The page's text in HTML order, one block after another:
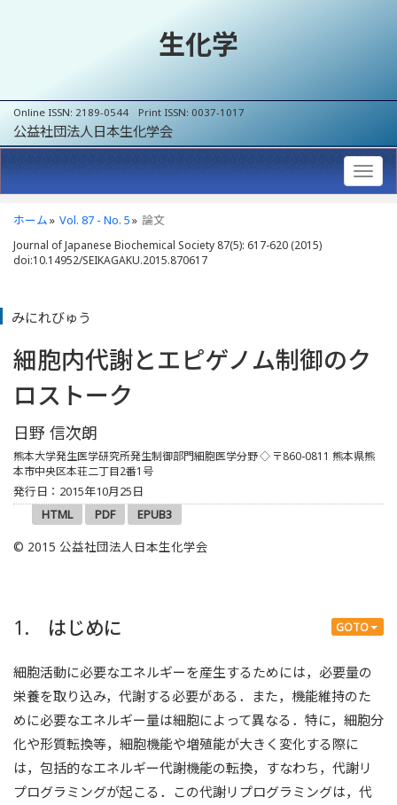
生化学
Online ISSN: 2189-0544 Print ISSN: 0037-1017
公益社団法人日本生化学会
ホーム Vol. 87 - No. 5 論文
Journal of Japanese Biochemical Society 87(5): 617-620 (2015)
doi:10.14952/SEIKAGAKU.2015.870617
みにれびゅう
細胞内代謝とエピゲノム制御のク
ロストーク
日野 信次朗
熊本大学発生医学研究所発生制御部門細胞医学分野◇ 〒860-0811 熊本県熊
本市中央区本荘二丁目2番1号
発行日：2015年10月25日
HTML
PDF EPUB3
© 2015 公益社団法人日本生化学会
GOTO
1. はじめに
細胞活動に必要なエネルギーを産生するためには，必要量の
栄養を取り込み，代謝する必要がある．また，機能維持のた
めに必要なエネルギー量は細胞によって異なる．特に，細胞分
化や形質転換等，細胞機能や増殖能が大きく変化する際に
は，包括的なエネルギー代謝機能の転換，すなわち，代謝リ
プログラミングが起こる．この代謝リプログラミングは，代